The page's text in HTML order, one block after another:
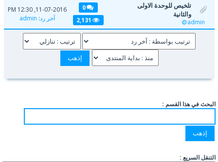
تلخيص للوحدة الاولى
والثانية
admin
0
2,131
11-07-2016, 12:30 PM
آخر رد:
admin
البحث في هذا القسم :
التنقل السريع :